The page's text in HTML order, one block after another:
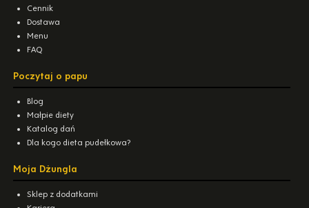
Cennik
Dostawa
Menu
FAQ
Poczytaj o papu
Blog
Małpie diety
Katalog dań
Dla kogo dieta pudełkowa?
Moja Dżungla
Sklep z dodatkami